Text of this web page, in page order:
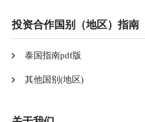
投资合作国别（地区）指南
泰国指南pdf版
其他国别(地区)